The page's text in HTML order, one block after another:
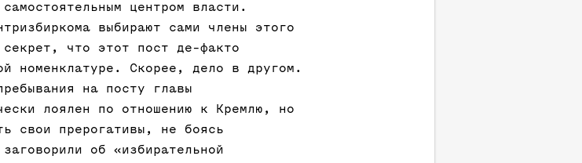
центром власти.
выбирают сами члены этого
что этот пост де-факто
номенклатуре. Скорее, дело в другом.
на посту главы
лоялен по отношению к Кремлю, но
свои прерогативы, не боясь
об «избирательной